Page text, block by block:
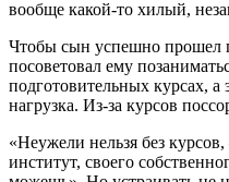
вообще какой-то хилый,
Чтобы сын успешно прошел
посоветовал ему
подготовительных курсах, а
нагрузка. Из-за курсов
«Неужели нельзя без
институт, своего